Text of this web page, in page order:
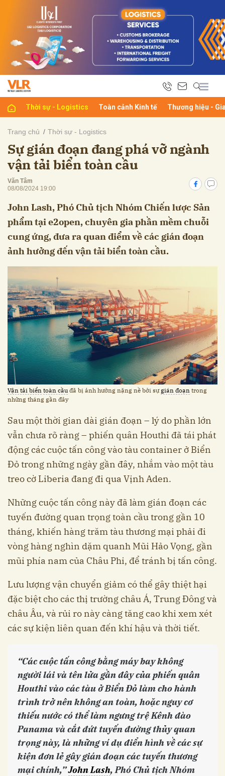
Thời sự - Logistics Toàn cảnh Kinh tế Thương hiệu -
Trang chủ Thời sự - Logistics
Sự gián đoạn đang phá vỡ ngành
vận tải biển toàn cầu
Văn Tâm
08/08/2024 19:00
John Lash, Phó Chủ tịch Nhóm Chiến lược Sản
phẩm tại e2open, chuyên gia phần mềm chuỗi
cung ứng, đưa ra quan điểm về các gián đoạn
ảnh hưởng đến vận tải biển toàn cầu.
Vận tải biển toàn cầu đã bị ảnh hưởng nặng nề bởi sự gián đoạn trong
những tháng gần đây
Sau một thời gian dài gián đoạn – lý do phần lớn
vẫn chưa rõ ràng – phiến quân Houthi đã tái phát
động các cuộc tấn công vào tàu container ở Biển
Đỏ trong những ngày gần đây, nhắm vào một tàu
treo cờ Liberia đang đi qua Vịnh Aden.
Những cuộc tấn công này đã làm gián đoạn các
tuyến đường quan trọng toàn cầu trong gần 10
tháng, khiến hàng trăm tàu thương mại phải đi
vòng hàng nghìn dặm quanh Mũi Hảo Vọng, gần
mũi phía nam của Châu Phi, để tránh bị tấn công.
Lưu lượng vận chuyển giảm có thể gây thiệt hại
đặc biệt cho các thị trường châu Á, Trung Đông và
châu Âu, và rủi ro này càng tăng cao khi xem xét
các sự kiện liên quan đến khí hậu và thời tiết.
“Các cuộc tấn công bằng máy bay không
người lái và tên lửa gần đây của phiến quân
Houthi vào các tàu ở Biển Đỏ làm cho hành
trình trở nên không an toàn, hoặc nguy cơ
thiếu nước có thể làm ngưng trệ Kênh đào
Panama và cắt đứt tuyến đường thủy quan
trọng này, là những ví dụ điển hình về các sự
kiện đơn lẻ gây gián đoạn các tuyến thương
mại chính,”John Lash, Phó Chủ tịch Nhóm
luận
Hủy